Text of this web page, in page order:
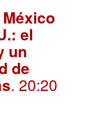
el
un
de
. 20:20